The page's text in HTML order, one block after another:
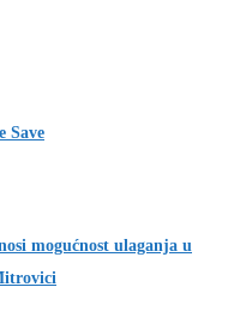
Save
mogućnost ulaganja u